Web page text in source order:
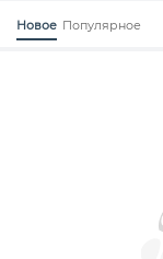
Новое Популярное